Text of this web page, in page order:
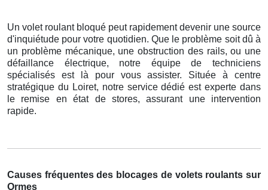
Un volet roulant bloqué peut rapidement devenir une source
d'inquiétude pour votre quotidien. Que le problème soit dû à
un problème mécanique, une obstruction des rails, ou une
défaillance électrique, notre équipe de techniciens
spécialisés est là pour vous assister. Située à centre
stratégique du Loiret, notre service dédié est experte dans
le remise en état de stores, assurant une intervention
rapide.
Causes fréquentes des blocages de volets roulants sur
Ormes